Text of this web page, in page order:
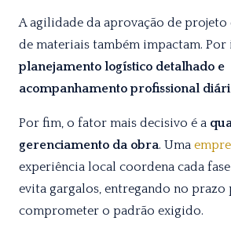
A agilidade da aprovação de
de materiais também impactam. Por
planejamento logístico detalhado e
acompanhamento profissional
Por fim, o fator mais decisivo é a
gerenciamento da obra. Uma
experiência local coordena cada
evita gargalos, entregando no
comprometer o padrão exigido.